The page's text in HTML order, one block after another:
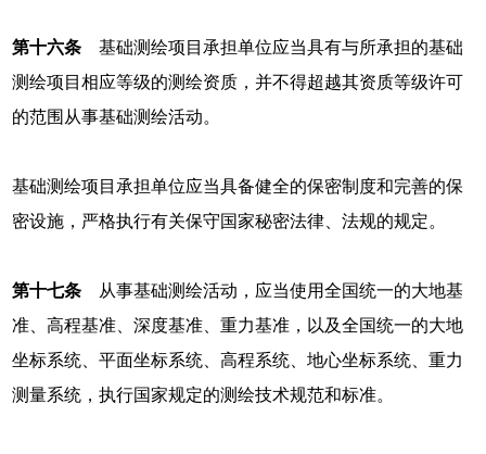
第十六条 基础测绘项目承担单位应当具有与所承担的基础
测绘项目相应等级的测绘资质，并不得超越其资质等级许可
的范围从事基础测绘活动。
基础测绘项目承担单位应当具备健全的保密制度和完善的保
密设施，严格执行有关保守国家秘密法律、法规的规定。
第十七条 从事基础测绘活动，应当使用全国统一的大地基
准、高程基准、深度基准、重力基准，以及全国统一的大地
坐标系统、平面坐标系统、高程系统、地心坐标系统、重力
测量系统，执行国家规定的测绘技术规范和标准。